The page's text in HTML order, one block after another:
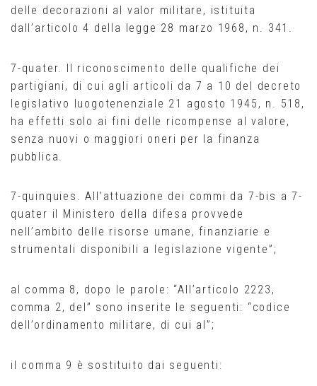
delle decorazioni al valor militare, istituita
dall’articolo 4 della legge 28 marzo 1968, n. 341.
7-quater. Il riconoscimento delle qualifiche dei
partigiani, di cui agli articoli da 7 a 10 del decreto
legislativo luogotenenziale 21 agosto 1945, n. 518,
ha effetti solo ai fini delle ricompense al valore,
senza nuovi o maggiori oneri per la finanza
pubblica.
7-quinquies. All’attuazione dei commi da 7-bis a 7-
quater il Ministero della difesa provvede
nell’ambito delle risorse umane, finanziarie e
strumentali disponibili a legislazione vigente”;
al comma 8, dopo le parole: “All’articolo 2223,
comma 2, del” sono inserite le seguenti: “codice
dell’ordinamento militare, di cui al”;
il comma 9 è sostituito dai seguenti: